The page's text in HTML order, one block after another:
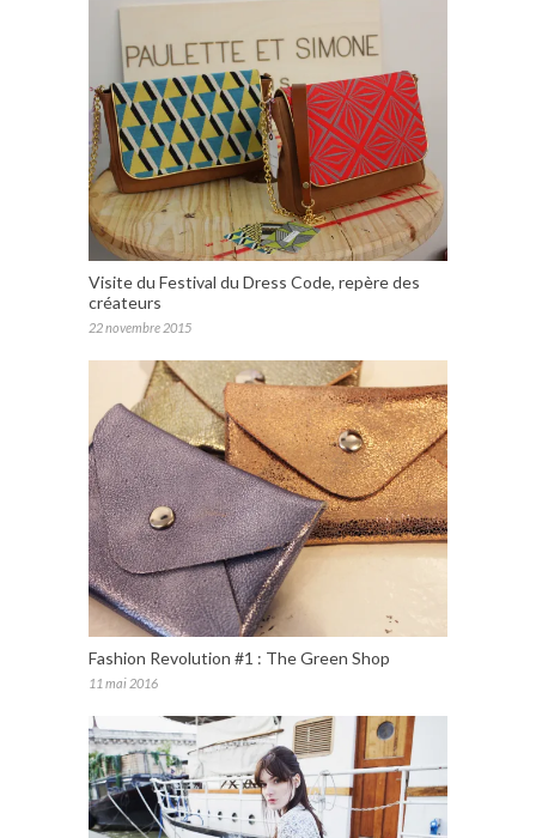
Visite du Festival du Dress Code, repère des
créateurs
22 novembre 2015
Fashion Revolution #1 : The Green Shop
11 mai 2016